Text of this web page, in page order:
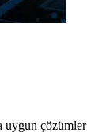
uygun çözümler